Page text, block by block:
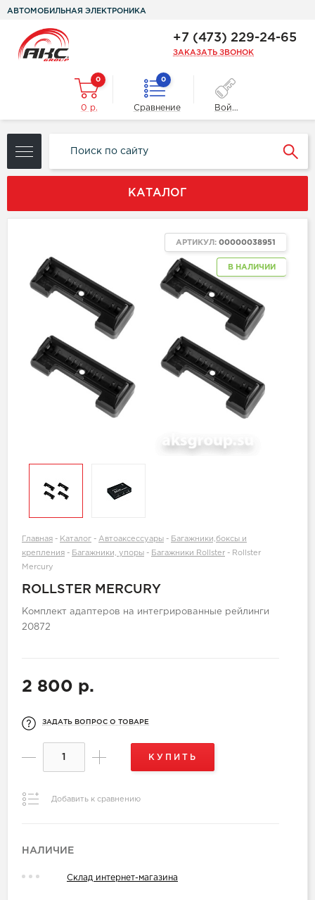
АВТОМОБИЛЬНАЯ ЭЛЕКТРОНИКА
+7 (473) 229-24-65
ЗАКАЗАТЬ ЗВОНОК
0
0 р.
0
Сравнение Войти
КАТАЛОГ
В НАЛИЧИИ
АРТИКУЛ: 00000038951
Главная - Каталог - Автоаксессуары - Багажники,боксы и
крепления - Багажники, упоры - Багажники Rollster - Rollster
Mercury
ROLLSTER MERCURY
Комплект адаптеров на интегрированные рейлинги
20872
2 800 р.
ЗАДАТЬ ВОПРОС О ТОВАРЕ
КУПИТЬ
Добавить к сравнению
НАЛИЧИЕ
Склад интернет-магазина